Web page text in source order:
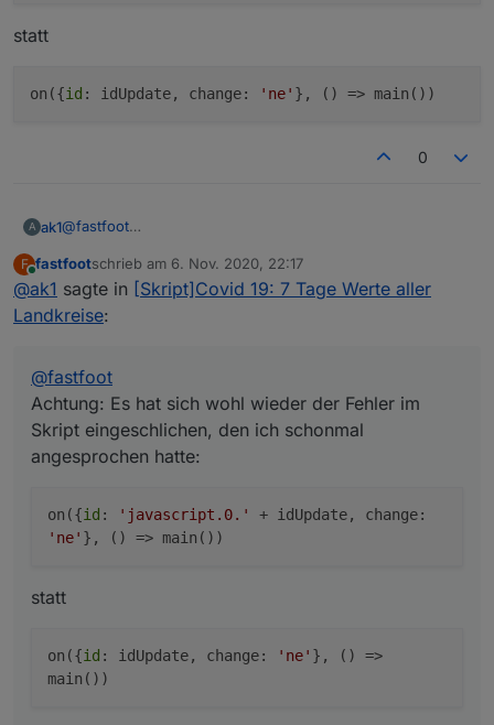
statt
on({id : idUpdate, change: 'ne' }, () => main())
0
A ak1@fastfoot
eingeschlichen, den ich schonmal angesprochen hatte:
statt
F
Online
fastfootschrieb am 6. Nov. 2020, 22:17
zuletzt editiert von
@ak1 sagte in [Skript]Covid 19: 7 Tage Werte aller
Landkreise:
@fastfoot
Achtung: Es hat sich wohl wieder der Fehler im
Skript eingeschlichen, den ich schonmal
angesprochen hatte:
on({id : 'javascript.0.'
+ idUpdate, change:
'ne' }, () => main())
statt
on({id : idUpdate, change: 'ne' }, () =>
main())